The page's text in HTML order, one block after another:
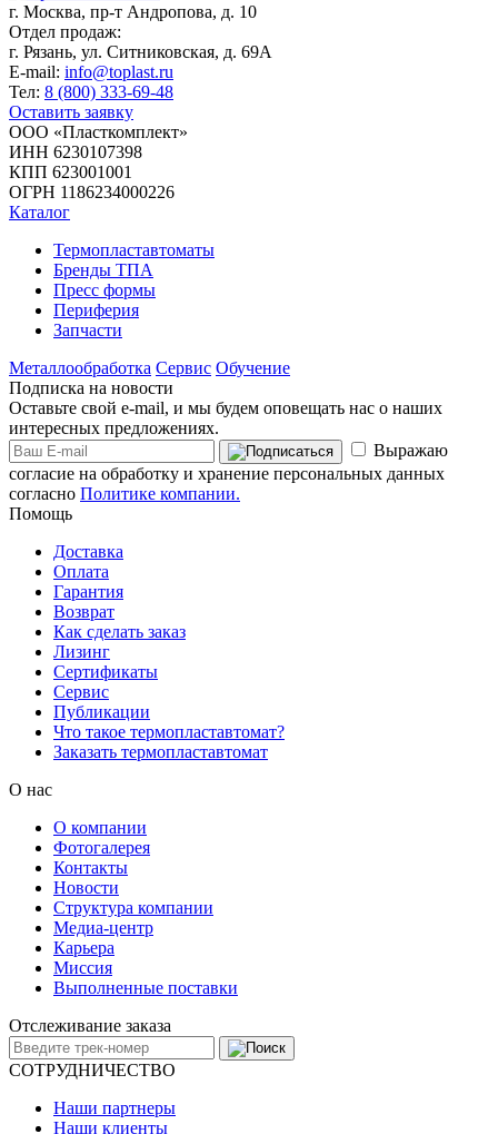
г. Москва, пр-т Андропова, д. 10
Отдел продаж:
г. Рязань, ул. Ситниковская, д. 69А
E-mail: info@toplast.ru
Тел: 8 (800) 333-69-48
Оставить заявку
ООО «Пласткомплект»
ИНН 6230107398
КПП 623001001
ОГРН 1186234000226
Каталог
Термопластавтоматы
Бренды ТПА
Пресс формы
Периферия
Запчасти
Металлообработка Сервис Обучение
Подписка на новости
Оставьте свой e-mail, и мы будем оповещать нас о наших
интересных предложениях.
Выражаю
согласие на обработку и хранение персональных данных
согласно Политике компании.
Помощь
Доставка
Оплата
Гарантия
Возврат
Как сделать заказ
Лизинг
Сертификаты
Сервис
Публикации
Что такое термопластавтомат?
Заказать термопластавтомат
О нас
О компании
Фотогалерея
Контакты
Новости
Структура компании
Медиа-центр
Карьера
Миссия
Выполненные поставки
Отслеживание заказа
СОТРУДНИЧЕСТВО
Наши партнеры
Наши клиенты